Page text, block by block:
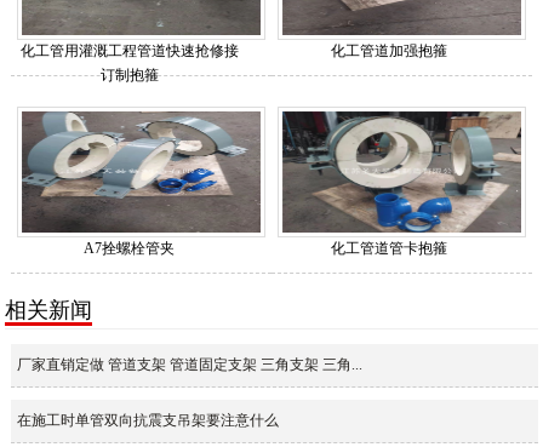
化工管用灌溉工程管道快速抢修接
订制抱箍
化工管道加强抱箍
A7拴螺栓管夹 化工管道管卡抱箍
相关新闻
厂家直销定做 管道支架 管道固定支架 三角支架 三角...
在施工时单管双向抗震支吊架要注意什么